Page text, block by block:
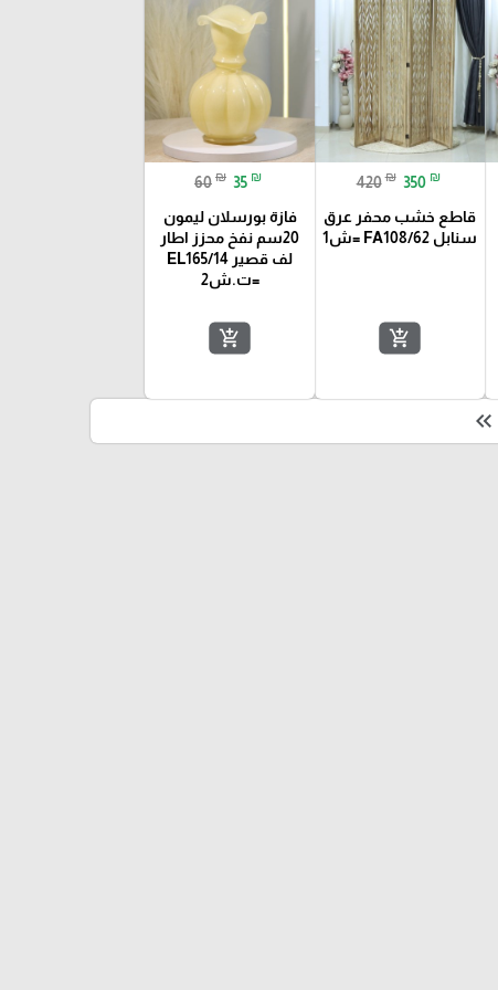
420 ₪ 350 ₪
قاطع خشب محفر عرق
سنابل FA108/62 =ش1
add_shopping_cart
60 ₪ 35 ₪
فازة بورسلان ليمون
20سم نفخ محزز اطار
لف قصير EL165/14
=ت.ش2
add_shopping_cart
keyboard_double_arrow_left